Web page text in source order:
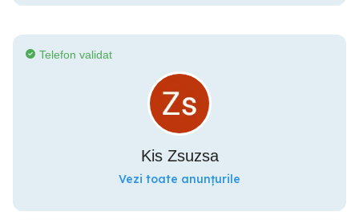
Telefon validat
Kis Zsuzsa
Vezi toate anunțurile